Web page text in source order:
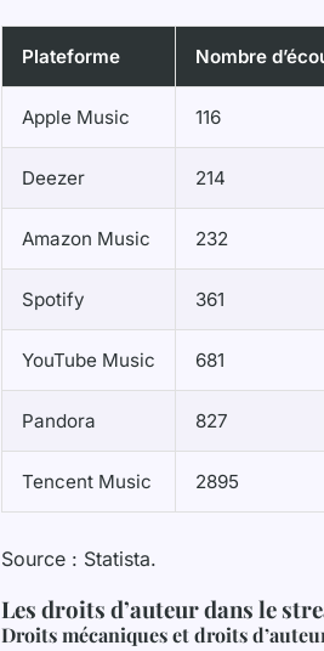
Plateforme Nombre
Apple Music 116
Deezer 214
Amazon Music 232
Spotify 361
YouTube Music 681
Pandora 827
Tencent Music 2895
Source : Statista.
Les droits d’auteur dans le
Droits mécaniques et droits